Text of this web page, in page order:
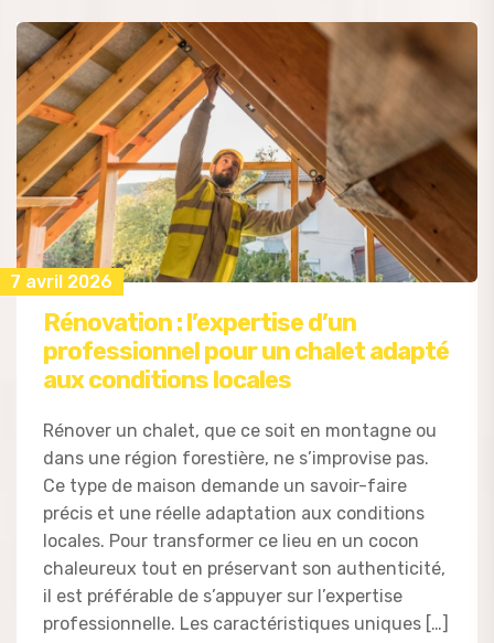
7 avril 2026
Rénovation : l’expertise d’un
professionnel pour un chalet adapté
aux conditions locales
Rénover un chalet, que ce soit en montagne ou
dans une région forestière, ne s’improvise pas.
Ce type de maison demande un savoir-faire
précis et une réelle adaptation aux conditions
locales. Pour transformer ce lieu en un cocon
chaleureux tout en préservant son authenticité,
il est préférable de s’appuyer sur l’expertise
professionnelle. Les caractéristiques uniques […]